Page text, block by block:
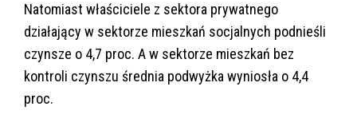
Natomiast właściciele z sektora prywatnego
działający w sektorze mieszkań socjalnych podnieśli
czynsze o 4,7 proc. A w sektorze mieszkań bez
kontroli czynszu średnia podwyżka wyniosła o 4,4
proc.